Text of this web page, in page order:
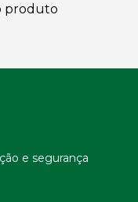
produto
e segurança